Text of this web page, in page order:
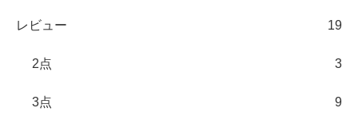
レビュー 19
2点 3
3点 9